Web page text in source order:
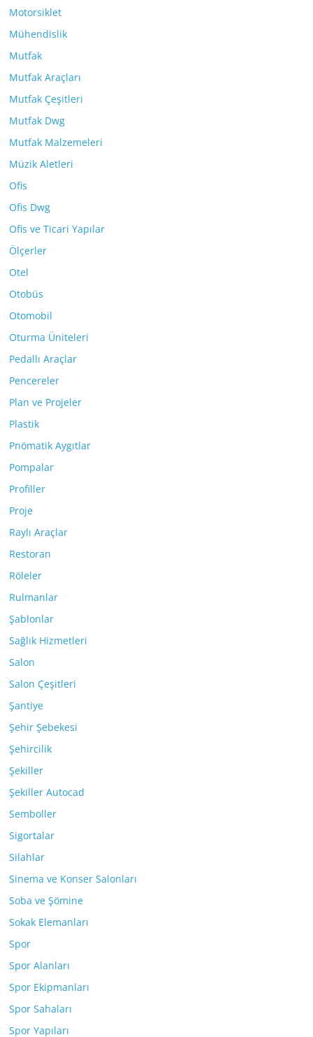
Motorsiklet
Mühendislik
Mutfak
Mutfak Araçları
Mutfak Çeşitleri
Mutfak Dwg
Mutfak Malzemeleri
Müzik Aletleri
Ofis
Ofis Dwg
Ofis ve Ticari Yapılar
Ölçerler
Otel
Otobüs
Otomobil
Oturma Üniteleri
Pedallı Araçlar
Pencereler
Plan ve Projeler
Plastik
Pnömatik Aygıtlar
Pompalar
Profiller
Proje
Raylı Araçlar
Restoran
Röleler
Rulmanlar
Şablonlar
Sağlık Hizmetleri
Salon
Salon Çeşitleri
Şantiye
Şehir Şebekesi
Şehircilik
Şekiller
Şekiller Autocad
Semboller
Sigortalar
Silahlar
Sinema ve Konser Salonları
Soba ve Şömine
Sokak Elemanları
Spor
Spor Alanları
Spor Ekipmanları
Spor Sahaları
Spor Yapıları